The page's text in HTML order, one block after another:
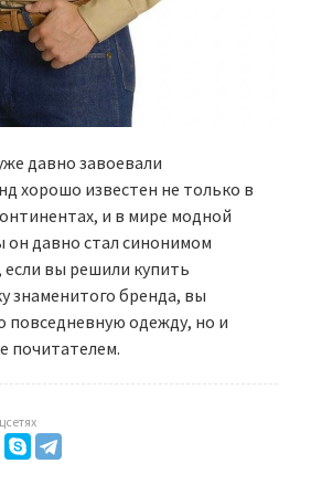
давно завоевали
хорошо известен не только в
и в мире модной
давно стал синонимом
если вы решили купить
знаменитого бренда, вы
повседневную одежду, но и
почитателем.